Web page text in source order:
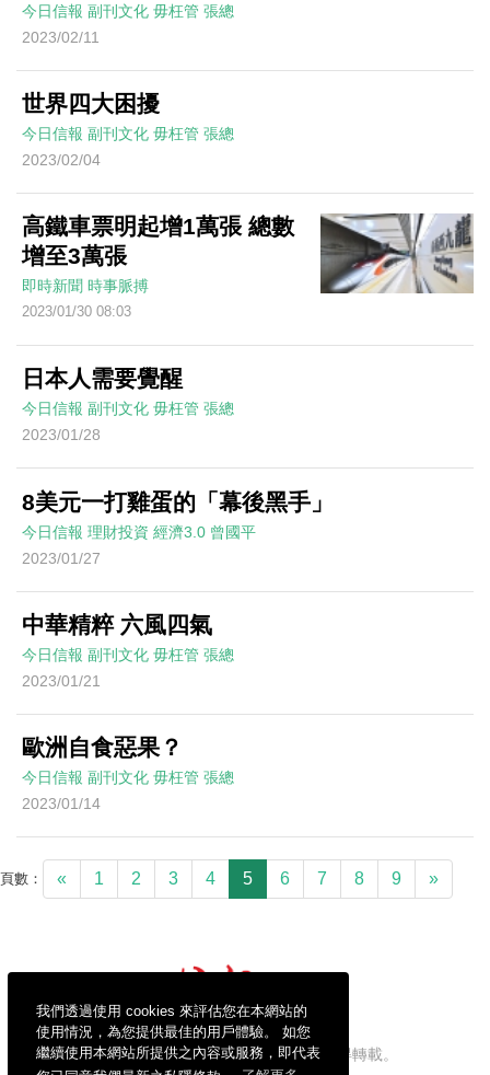
我們透過使用 cookies 來評估您在本網站的
使用情況，為您提供最佳的用戶體驗。 如您
繼續使用本網站所提供之內容或服務，即代表
今日信報 副刊文化 毋枉管 張總
2023/02/11
世界四大困擾
今日信報 副刊文化 毋枉管 張總
2023/02/04
高鐵車票明起增1萬張 總數
增至3萬張
即時新聞 時事脈搏
2023/01/30 08:03
日本人需要覺醒
今日信報 副刊文化 毋枉管 張總
2023/01/28
8美元一打雞蛋的「幕後黑手」
今日信報 理財投資 經濟3.0 曾國平
2023/01/27
中華精粹 六風四氣
今日信報 副刊文化 毋枉管 張總
2023/01/21
歐洲自食惡果？
今日信報 副刊文化 毋枉管 張總
2023/01/14
頁數： « 1 2 3 4 5 6 7 8 9 »
信報財經新聞有限公司版權所有，不得轉載。